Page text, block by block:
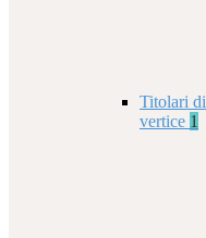
Titolari
vertice 1